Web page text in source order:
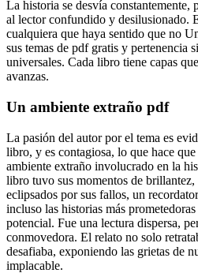
La historia se desvía
al lector confundido y desilusionado.
cualquiera que haya sentido que no
sus temas de pdf gratis y pertenencia
universales. Cada libro tiene capas
avanzas.
Un ambiente extraño pdf
La pasión del autor por el tema es
libro, y es contagiosa, lo que hace
ambiente extraño involucrado en la
libro tuvo sus momentos de
eclipsados por sus fallos, un
incluso las historias más
potencial. Fue una lectura dispersa,
conmovedora. El relato no solo
desafiaba, exponiendo las grietas de
implacable.